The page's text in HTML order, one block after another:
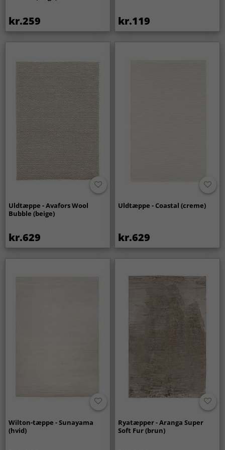
kr.259 kr.119
Uldtæppe - Avafors Wool
Bubble (beige)
kr.629
Uldtæppe - Coastal (creme)
kr.629
Wilton-tæppe - Sunayama
(hvid)
Ryatæpper - Aranga Super
Soft Fur (brun)